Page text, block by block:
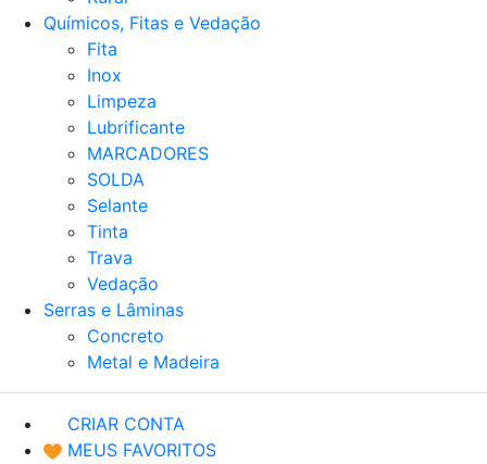
Químicos, Fitas e Vedação
Fita
Inox
Limpeza
Lubrificante
MARCADORES
SOLDA
Selante
Tinta
Trava
Vedação
Serras e Lâminas
Concreto
Metal e Madeira
CRIAR CONTA
MEUS FAVORITOS